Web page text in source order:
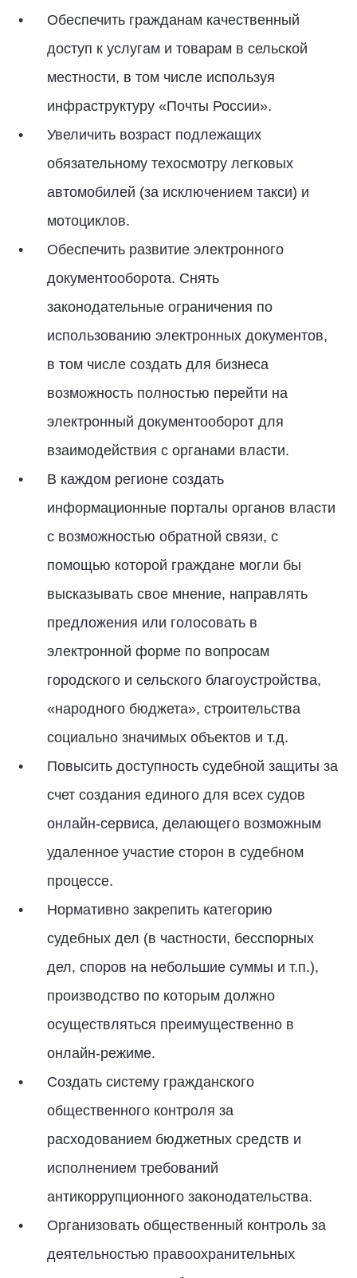
Обеспечить гражданам качественный
доступ к услугам и товарам в сельской
местности, в том числе используя
инфраструктуру «Почты России».
Увеличить возраст подлежащих
обязательному техосмотру легковых
автомобилей (за исключением такси) и
мотоциклов.
Обеспечить развитие электронного
документооборота. Снять
законодательные ограничения по
использованию электронных документов,
в том числе создать для бизнеса
возможность полностью перейти на
электронный документооборот для
взаимодействия с органами власти.
В каждом регионе создать
информационные порталы органов власти
с возможностью обратной связи, с
помощью которой граждане могли бы
высказывать свое мнение, направлять
предложения или голосовать в
электронной форме по вопросам
городского и сельского благоустройства,
«народного бюджета», строительства
социально значимых объектов и т.д.
Повысить доступность судебной защиты за
счет создания единого для всех судов
онлайн-сервиса, делающего возможным
удаленное участие сторон в судебном
процессе.
Нормативно закрепить категорию
судебных дел (в частности, бесспорных
дел, споров на небольшие суммы и т.п.),
производство по которым должно
осуществляться преимущественно в
онлайн-режиме.
Создать систему гражданского
общественного контроля за
расходованием бюджетных средств и
исполнением требований
антикоррупционного законодательства.
Организовать общественный контроль за
деятельностью правоохранительных